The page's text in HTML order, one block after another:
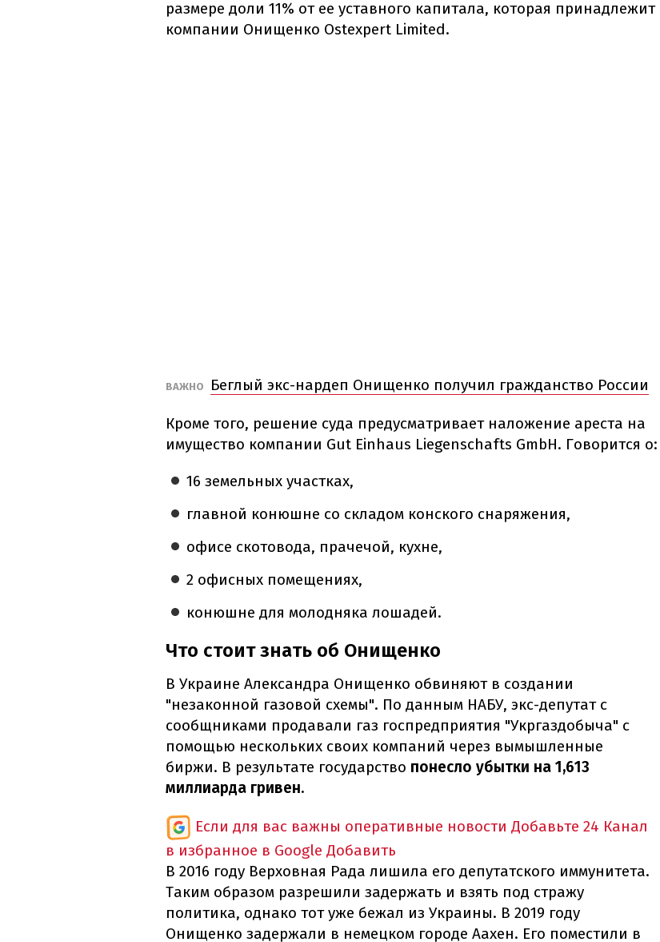
размере доли 11% от ее уставного капитала, которая принадлежит
компании Онищенко Ostexpert Limited.
ВАЖНО Беглый экс-нардеп Онищенко получил гражданство России
Кроме того, решение суда предусматривает наложение ареста на
имущество компании Gut Einhaus Liegenschafts GmbH. Говорится о:
16 земельных участках,
главной конюшне со складом конского снаряжения,
офисе скотовода, прачечой, кухне,
2 офисных помещениях,
конюшне для молодняка лошадей.
Что стоит знать об Онищенко
В Украине Александра Онищенко обвиняют в создании
"незаконной газовой схемы". По данным НАБУ, экс-депутат с
сообщниками продавали газ госпредприятия "Укргаздобыча" с
помощью нескольких своих компаний через вымышленные
биржи. В результате государство понесло убытки на 1,613
миллиарда гривен.
Если для вас важны оперативные новости Добавьте 24 Канал
в избранное в Google Добавить
В 2016 году Верховная Рада лишила его депутатского иммунитета.
Таким образом разрешили задержать и взять под стражу
политика, однако тот уже бежал из Украины. В 2019 году
Онищенко задержали в немецком городе Аахен. Его поместили в